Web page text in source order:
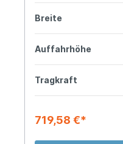
Breite
Auffahrhöhe
Tragkraft
719,58 €*